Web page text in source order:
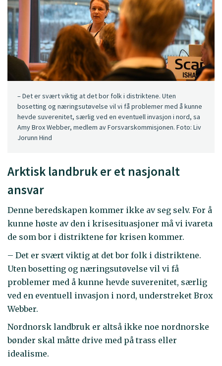
– Det er svært viktig at det bor folk i distriktene. Uten
bosetting og næringsutøvelse vil vi få problemer med å kunne
hevde suverenitet, særlig ved en eventuell invasjon i nord, sa
Amy Brox Webber, medlem av Forsvarskommisjonen. Foto: Liv
Jorunn Hind
Arktisk landbruk er et nasjonalt
ansvar
Denne beredskapen kommer ikke av seg selv. For å
kunne høste av den i krisesituasjoner må vi ivareta
de som bor i distriktene før krisen kommer.
– Det er svært viktig at det bor folk i distriktene.
Uten bosetting og næringsutøvelse vil vi få
problemer med å kunne hevde suverenitet, særlig
ved en eventuell invasjon i nord, understreket Brox
Webber.
Nordnorsk landbruk er altså ikke noe nordnorske
bønder skal måtte drive med på trass eller
idealisme.